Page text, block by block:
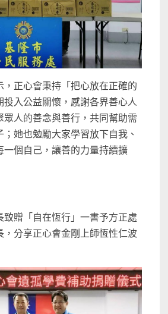
，正心會秉持「把心放在正確的
投入公益關懷，感謝各界善心人
眾人的善念與善行，共同幫助需
她也勉勵大家學習放下自我、
一個自己，讓善的力量持續擴
致贈「自在恆行」一書予方正處
，分享正心會金剛上師恆性仁波